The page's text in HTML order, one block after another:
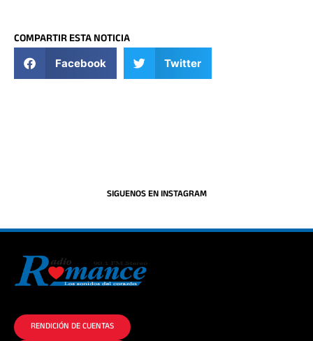
COMPARTIR ESTA NOTICIA
Facebook Twitter
SIGUENOS EN INSTAGRAM
RENDICIÓN DE CUENTAS